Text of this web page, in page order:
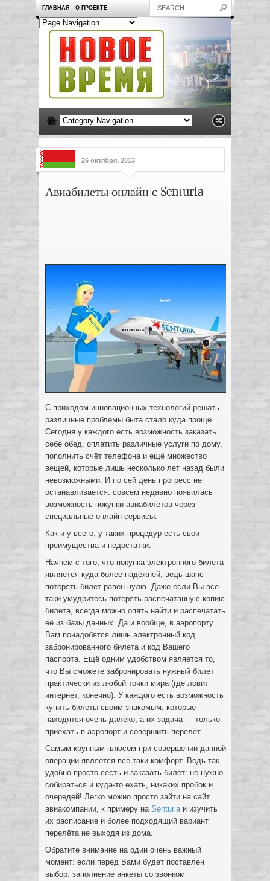
ГЛАВНАЯ О ПРОЕКТЕ
26 октября, 2013
Авиабилеты онлайн с Senturia
С приходом инновационных технологий решать
различные проблемы быта стало куда проще.
Сегодня у каждого есть возможность заказать
себе обед, оплатить различные услуги по дому,
пополнить счёт телефона и ещё множество
вещей, которые лишь несколько лет назад были
невозможными. И по сей день прогресс не
останавливается: совсем недавно появилась
возможность покупки авиабилетов через
специальные онлайн-сервисы.
Как и у всего, у таких процедур есть свои
преимущества и недостатки.
Начнём с того, что покупка электронного билета
является куда более надёжней, ведь шанс
потерять билет равен нулю. Даже если Вы всё-
таки умудритесь потерять распечатанную копию
билета, всегда можно опять найти и распечатать
её из базы данных. Да и вообще, в аэропорту
Вам понадобятся лишь электронный код
забронированного билета и код Вашего
паспорта. Ещё одним удобством является то,
что Вы сможете забронировать нужный билет
практически из любой точки мира (где ловит
интернет, конечно). У каждого есть возможность
купить билеты своим знакомым, которые
находятся очень далеко, а их задача — только
приехать в аэропорт и совершить перелёт.
Самым крупным плюсом при совершении данной
операции является всё-таки комфорт. Ведь так
удобно просто сесть и заказать билет: не нужно
собираться и куда-то ехать, никаких пробок и
очередей! Легко можно просто зайти на сайт
авиакомпании, к примеру на Senturiaи изучить
их расписание и более подходящий вариант
перелёта не выходя из дома.
Обратите внимание на один очень важный
момент: если перед Вами будет поставлен
выбор: заполнение анкеты со звонком